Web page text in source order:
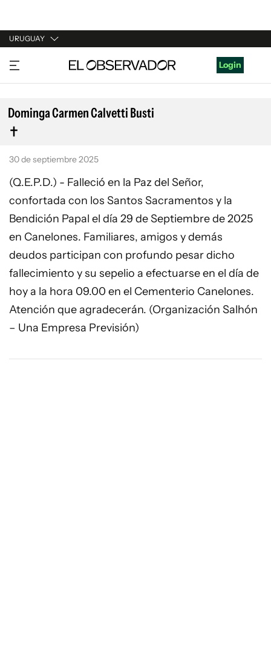
URUGUAY
URUGUAY
ARGENTINA
ESPAÑA
ESTADOS UNIDOS
Login
Dominga Carmen Calvetti Busti
30 de septiembre 2025
(Q.E.P.D.) - Falleció en la Paz del Señor,
confortada con los Santos Sacramentos y la
Bendición Papal el día 29 de Septiembre de 2025
en Canelones. Familiares, amigos y demás
deudos participan con profundo pesar dicho
fallecimiento y su sepelio a efectuarse en el día de
hoy a la hora 09.00 en el Cementerio Canelones.
Atención que agradecerán. (Organización Salhón
– Una Empresa Previsión)